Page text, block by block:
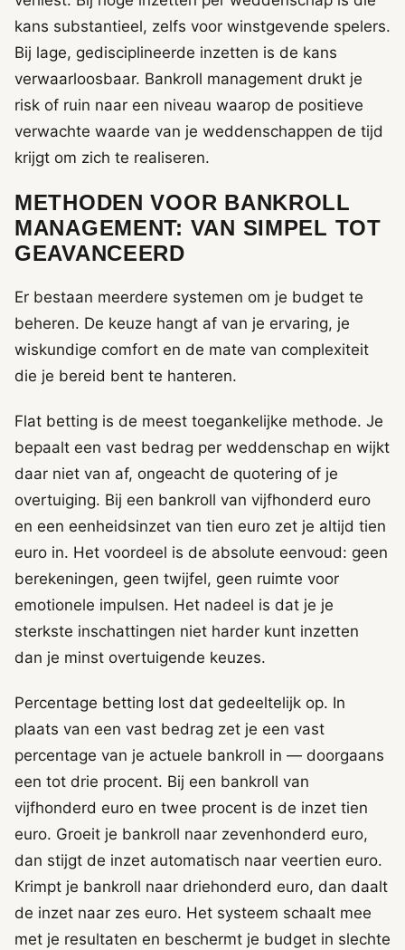
kans substantieel, zelfs voor winstgevende spelers.
Bij lage, gedisciplineerde inzetten is de kans
verwaarloosbaar. Bankroll management drukt je
risk of ruin naar een niveau waarop de positieve
verwachte waarde van je weddenschappen de tijd
krijgt om zich te realiseren.
METHODEN VOOR BANKROLL
MANAGEMENT: VAN SIMPEL TOT
GEAVANCEERD
Er bestaan meerdere systemen om je budget te
beheren. De keuze hangt af van je ervaring, je
wiskundige comfort en de mate van complexiteit
die je bereid bent te hanteren.
Flat betting is de meest toegankelijke methode. Je
bepaalt een vast bedrag per weddenschap en wijkt
daar niet van af, ongeacht de quotering of je
overtuiging. Bij een bankroll van vijfhonderd euro
en een eenheidsinzet van tien euro zet je altijd tien
euro in. Het voordeel is de absolute eenvoud: geen
berekeningen, geen twijfel, geen ruimte voor
emotionele impulsen. Het nadeel is dat je je
sterkste inschattingen niet harder kunt inzetten
dan je minst overtuigende keuzes.
Percentage betting lost dat gedeeltelijk op. In
plaats van een vast bedrag zet je een vast
percentage van je actuele bankroll in — doorgaans
een tot drie procent. Bij een bankroll van
vijfhonderd euro en twee procent is de inzet tien
euro. Groeit je bankroll naar zevenhonderd euro,
dan stijgt de inzet automatisch naar veertien euro.
Krimpt je bankroll naar driehonderd euro, dan daalt
de inzet naar zes euro. Het systeem schaalt mee
met je resultaten en beschermt je budget in slechte